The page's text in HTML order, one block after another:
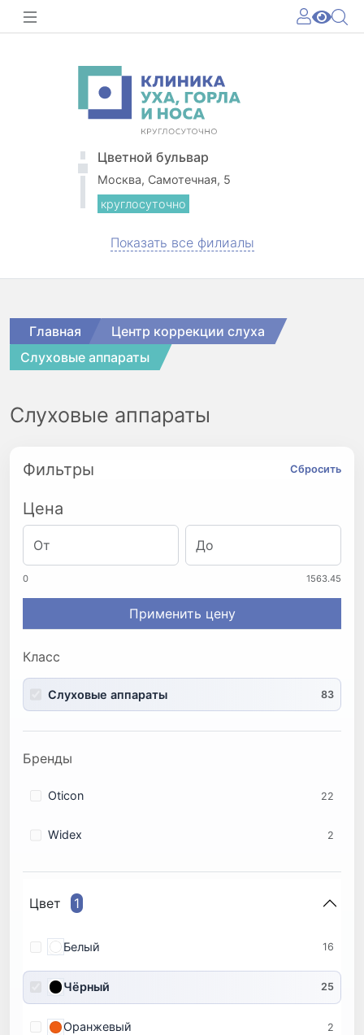
Цветной бульвар
Москва, Самотечная, 5
круглосуточно
Показать все филиалы
Главная
Центр коррекции слуха
Слуховые аппараты
Слуховые аппараты
Фильтры Сбросить
Цена
0 1563.45
Применить цену
Класс
Слуховые аппараты 83
Бренды
Oticon 22
Widex 2
Цвет 1
Белый 16
Чёрный 25
Оранжевый 2